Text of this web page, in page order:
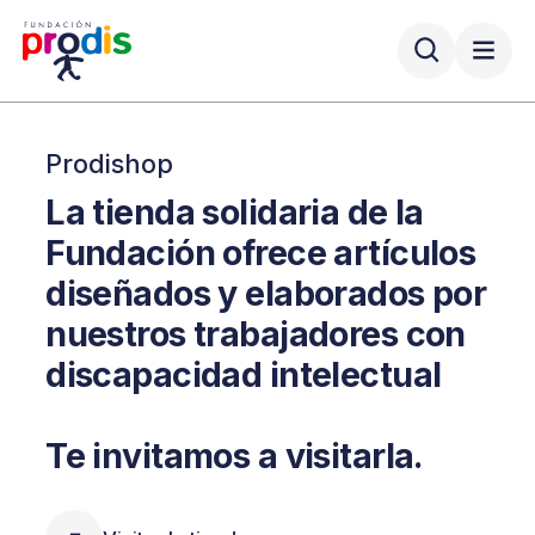
Prodishop
La tienda solidaria de la
Fundación ofrece artículos
diseñados y elaborados por
nuestros trabajadores con
discapacidad intelectual
Te invitamos a visitarla.